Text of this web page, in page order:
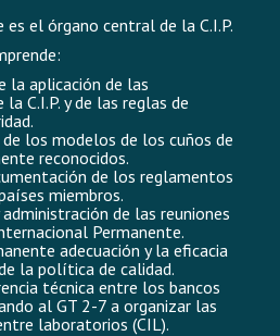
es el órgano central de la C.I.P.
la aplicación de las
la C.I.P. y de las reglas de
los modelos de los cuños de
reconocidos.
de los reglamentos
miembros.
de las reuniones
Permanente.
adecuación y la eficacia
la política de calidad.
técnica entre los bancos
al GT 2-7 a organizar las
laboratorios (CIL).